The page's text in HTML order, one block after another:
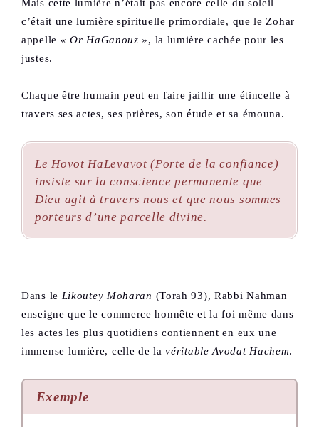
Mais cette lumière n’était pas encore celle du soleil —
c’était une lumière spirituelle primordiale, que le Zohar
appelle « Or HaGanouz », la lumière cachée pour les
justes.
Chaque être humain peut en faire jaillir une étincelle à
travers ses actes, ses prières, son étude et sa émouna.
LeHovot HaLevavot (Porte de la confiance)
insiste sur la conscience permanente que
Dieu agit à travers nous et que nous sommes
porteurs d’une parcelle divine.
Dans le Likoutey Moharan (Torah 93), Rabbi Nahman
enseigne que le commerce honnête et la foi même dans
les actes les plus quotidiens contiennent en eux une
immense lumière, celle de lavéritable Avodat Hachem.
Exemple